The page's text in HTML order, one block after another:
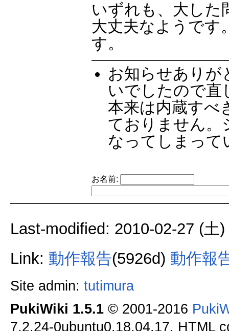
いずれも、大した
大丈夫なようです
す。
お知らせありが
いでしたので直
本来は内蔵すべ
ておりません。
なってしまっ
お名前:
Last-modified: 2010-02-27 (土
Link: 動作報告(5926d) 動作報
Site admin: tutimura
PukiWiki 1.5.1© 2001-2016
7.2.24-0ubuntu0.18.04.17. HTML